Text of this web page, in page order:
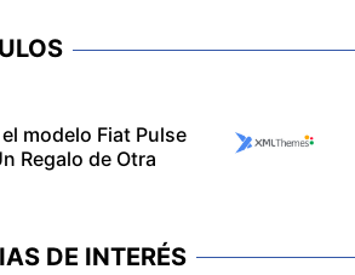
modelo Fiat Pulse
Regalo de Otra
DE INTERÉS